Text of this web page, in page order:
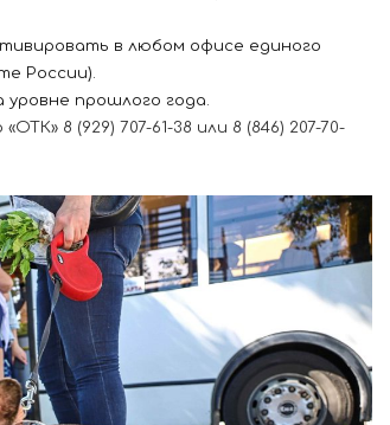
в любом офисе единого
России).
прошлого года.
8 (929) 707-61-38 или 8 (846) 207-70-